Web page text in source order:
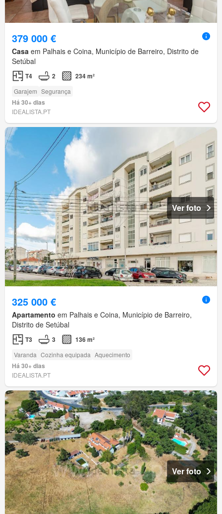
379 000 €
Casa em Palhais e Coina, Município de Barreiro, Distrito de
Setúbal
T4 2 234 m²
Garajem Segurança
Há 30+ dias
IDEALISTA.PT
Ver foto
325 000 €
Apartamento em Palhais e Coina, Município de Barreiro,
Distrito de Setúbal
T3 3 136 m²
Varanda Cozinha equipada Aquecimento
Há 30+ dias
IDEALISTA.PT
Ver foto